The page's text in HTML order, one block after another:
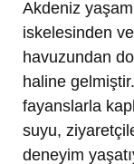
Akdeniz
iskelesinden
havuzundan
haline
fayanslarla
suyu,
deneyim